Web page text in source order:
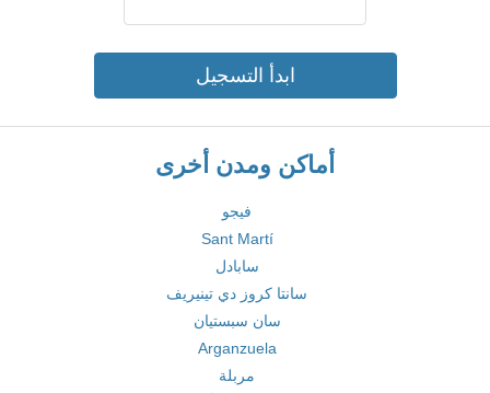
ابدأ التسجيل
أماكن ومدن أخرى
فيجو
Sant Martí
سابادل
سانتا كروز دي تينيريف
سان سبستيان
Arganzuela
مربلة